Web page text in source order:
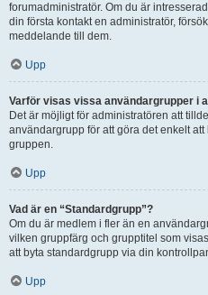
forumadministratör. Om du är
din första kontakt en administratör,
meddelande till dem.
Upp
Varför visas vissa användargrupper i
Det är möjligt för administratören att
användargrupp för att göra det enkelt
gruppen.
Upp
Vad är en “Standardgrupp”?
Om du är medlem i fler än en
vilken gruppfärg och grupptitel som
att byta standardgrupp via din
Upp